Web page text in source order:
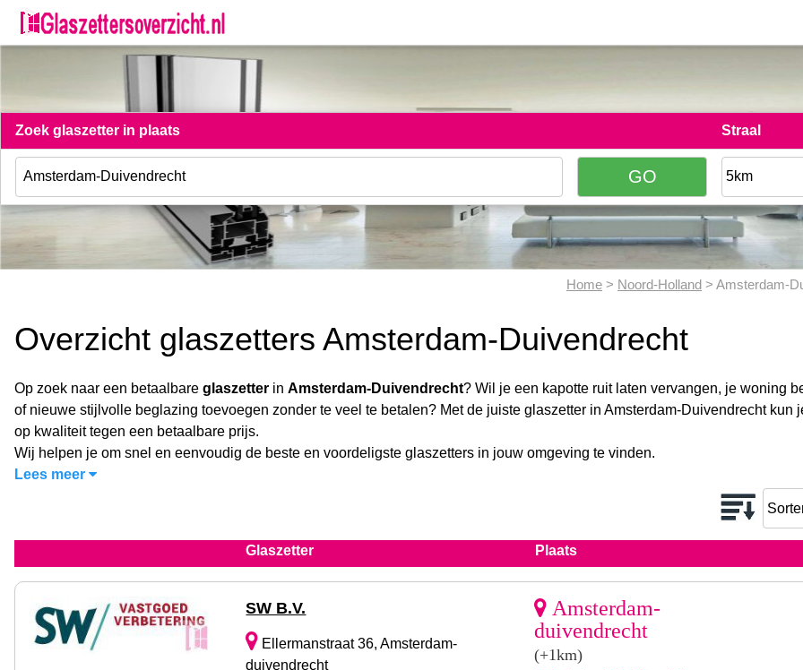
Zoek glaszetter in plaats Straal
Home > Noord-Holland > Amsterdam-
Overzicht glaszetters Amsterdam-Duivendrecht
Op zoek naar een betaalbare glaszetter in Amsterdam-Duivendrecht? Wil je een kapotte ruit laten vervangen, je woning
of nieuwe stijlvolle beglazing toevoegen zonder te veel te betalen? Met de juiste glaszetter in Amsterdam-Duivendrecht kun
op kwaliteit tegen een betaalbare prijs.
Wij helpen je om snel en eenvoudig de beste en voordeligste glaszetters in jouw omgeving te vinden.
Lees meer
Glaszetter Plaats
SW B.V.
Ellermanstraat 36, Amsterdam-
duivendrecht
Amsterdam-
duivendrecht
(+1km)